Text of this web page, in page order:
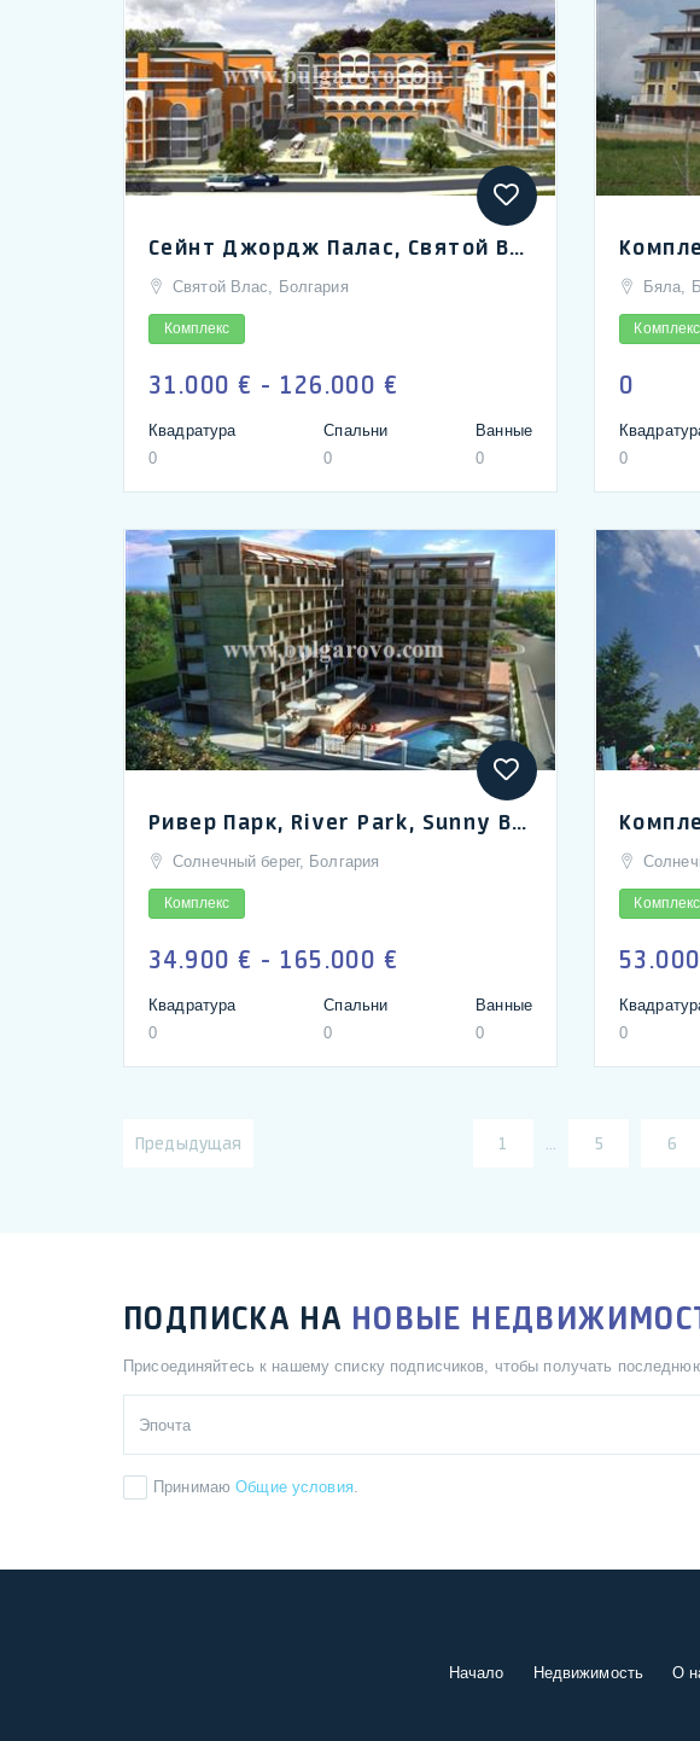
Сейнт Джордж Палас, Святой Влас | Saint George Palace, St Vlas
Святой Влас, Болгария
Комплекс
31.000 € - 126.000 €
Квадратура
0
Спальни
0
Ванные
0
Бяла,
Комплекс
0
0
Ривер Парк, River Park, Sunny Beach хороший вид на море
Солнечный берег, Болгария
Комплекс
34.900 € - 165.000 €
Квадратура
0
Спальни
0
Ванные
0
Комплекс
0
Предыдущая 1 5 6
ПОДПИСКА НА НОВЫЕ
Присоединяйтесь к нашему списку подписчиков, чтобы получать
ПринимаюОбщие условия.
Начало Недвижимость О